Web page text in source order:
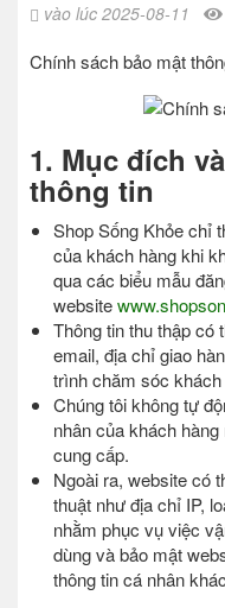
vào lúc 2025-08-11
Chính sách bảo mật
1. Mục đích
thông tin
Shop Sống Khỏe chỉ
của khách hàng khi
qua các biểu mẫu
website
Thông tin thu thập có
email, địa chỉ giao
trình chăm sóc khách
Chúng tôi không tự
nhân của khách
cung cấp.
Ngoài ra, website có
thuật như địa chỉ IP,
nhằm phục vụ việc
dùng và bảo mật
thông tin cá nhân